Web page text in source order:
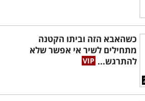
כשהאבא הזה וביתו הקטנה
מתחילים לשיר אי אפשר שלא
להתרגש...